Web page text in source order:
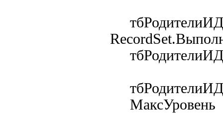
МаксУровень